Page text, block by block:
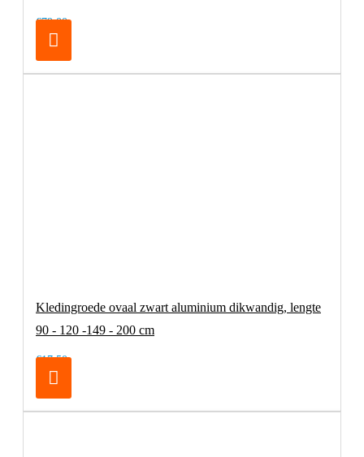
€79,00
Kledingroede ovaal zwart aluminium dikwandig, lengte
90 - 120 -149 - 200 cm
€17,50